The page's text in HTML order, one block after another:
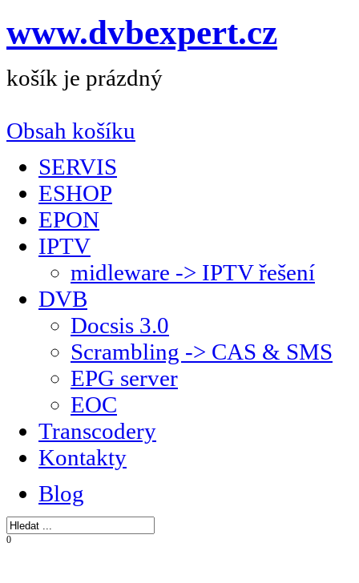
www.dvbexpert.cz
košík je prázdný
Obsah košíku
SERVIS
ESHOP
EPON
IPTV
midleware -> IPTV řešení
DVB
Docsis 3.0
Scrambling -> CAS & SMS
EPG server
EOC
Transcodery
Kontakty
Blog
0